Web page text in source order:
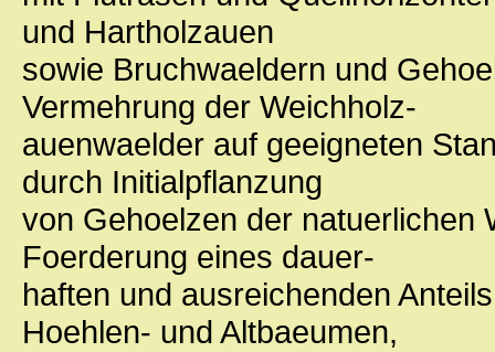
und Hartholzauen
sowie Bruchwaeldern und
Vermehrung der Weichholz-
auenwaelder auf geeigneten
durch Initialpflanzung
von Gehoelzen der natuerlichen
Foerderung eines dauer-
haften und ausreichenden
Hoehlen- und Altbaeumen,